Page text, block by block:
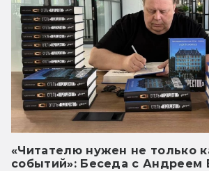
«Читателю нужен не только
событий»: Беседа с Андреем